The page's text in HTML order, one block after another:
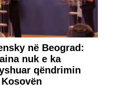
në Beograd:
nuk e ka
qëndrimin